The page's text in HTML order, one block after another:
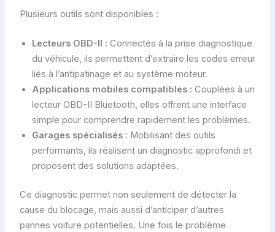
Plusieurs outils sont disponibles :
Lecteurs OBD-II : Connectés à la prise diagnostique
du véhicule, ils permettent d’extraire les codes erreur
liés à l’antipatinage et au système moteur.
Applications mobiles compatibles : Couplées à un
lecteur OBD-II Bluetooth, elles offrent une interface
simple pour comprendre rapidement les problèmes.
Garages spécialisés : Mobilisant des outils
performants, ils réalisent un diagnostic approfondi et
proposent des solutions adaptées.
Ce diagnostic permet non seulement de détecter la
cause du blocage, mais aussi d’anticiper d’autres
pannes voiture potentielles. Une fois le problème